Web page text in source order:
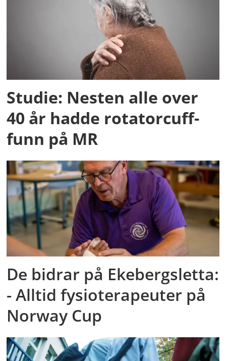
Studie: Nesten alle over
40 år hadde rotatorcuff-
funn på MR
De bidrar på Ekebergsletta:
- Alltid fysioterapeuter på
Norway Cup